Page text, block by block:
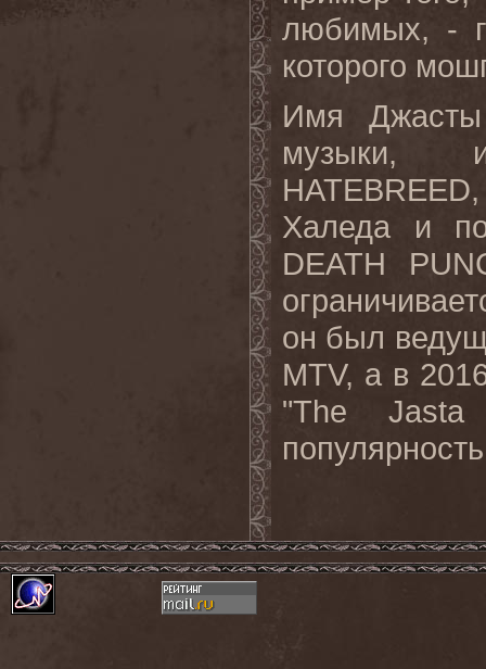
любимых, -
которого
Имя Джасты
музыки,
Халеда и
DEATH
он был
MTV, а в
"The Jasta